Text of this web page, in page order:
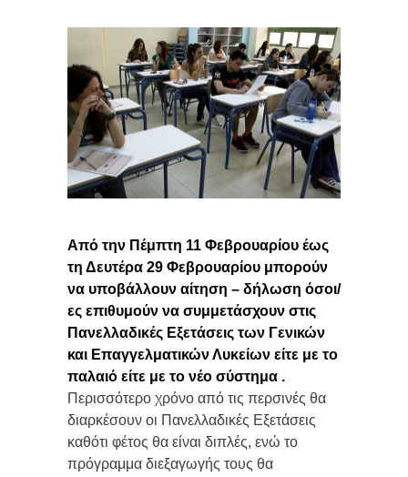
Από την Πέμπτη 11 Φεβρουαρίου έως
τη Δευτέρα 29 Φεβρουαρίου μπορούν
να υποβάλλουν αίτηση – δήλωση όσοι/
ες επιθυμούν να συμμετάσχουν στις
Πανελλαδικές Εξετάσεις των Γενικών
και Επαγγελματικών Λυκείων είτε με το
παλαιό είτε με το νέο σύστημα .
Περισσότερο χρόνο από τις περσινές θα
διαρκέσουν οι Πανελλαδικές Εξετάσεις
καθότι φέτος θα είναι διπλές, ενώ το
πρόγραμμα διεξαγωγής τους θα